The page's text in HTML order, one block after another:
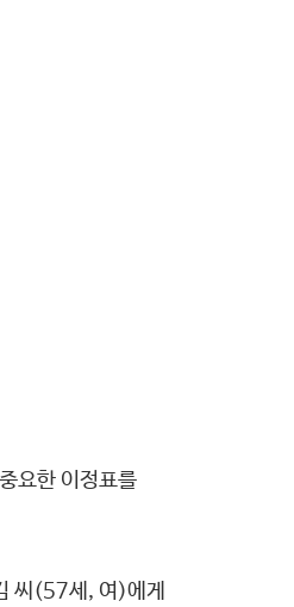
요한 이정표를
씨(57세, 여)에게